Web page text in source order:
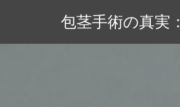
包茎手術の真実